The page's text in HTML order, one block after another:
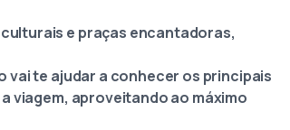
e praças encantadoras,
vai te ajudar a conhecer os principais
viagem, aproveitando ao máximo